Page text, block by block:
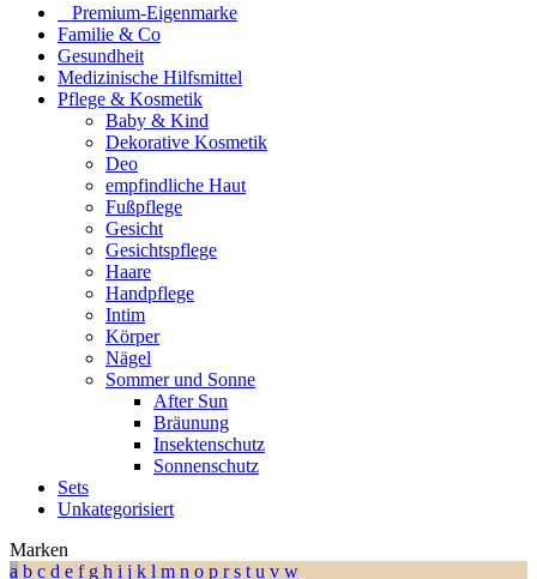
⠀​Premium-Eigenmarke
Familie & Co
Gesundheit
Medizinische Hilfsmittel
Pflege & Kosmetik
Baby & Kind
Dekorative Kosmetik
Deo
empfindliche Haut
Fußpflege
Gesicht
Gesichtspflege
Haare
Handpflege
Intim
Körper
Nägel
Sommer und Sonne
After Sun
Bräunung
Insektenschutz
Sonnenschutz
Sets
Unkategorisiert
Marken
a b c d e f g h i j k l m n o p r s t u v w